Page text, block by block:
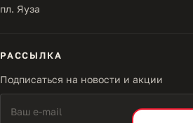
пл. Яуза
РАССЫЛКА
Подписаться на новости и акции